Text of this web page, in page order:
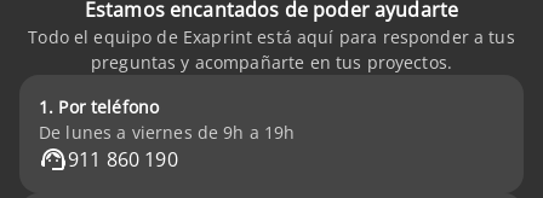
Estamos encantados de poder ayudarte
Todo el equipo de Exaprint está aquí para responder a tus
preguntas y acompañarte en tus proyectos.
1. Por teléfono
De lunes a viernes de 9h a 19h
911 860 190